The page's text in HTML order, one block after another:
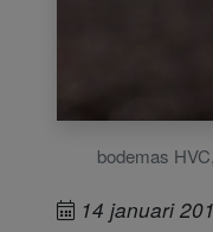
bodemas
14 januari